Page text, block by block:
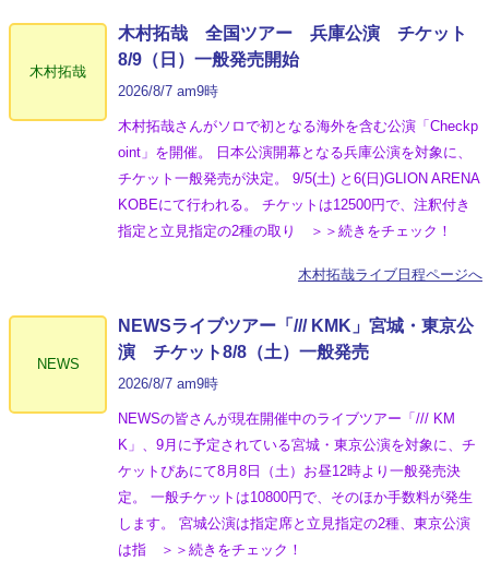
木村拓哉
木村拓哉 全国ツアー 兵庫公演 チケット
8/9（日）一般発売開始
2026/8/7 am9時
木村拓哉さんがソロで初となる海外を含む公演「Checkp
oint」を開催。 日本公演開幕となる兵庫公演を対象に、
チケット一般発売が決定。 9/5(土) と6(日)GLION ARENA
KOBEにて行われる。 チケットは12500円で、注釈付き
指定と立見指定の2種の取り ＞＞続きをチェック！
木村拓哉ライブ日程ページへ
NEWS
NEWSライブツアー「/// KMK」宮城・東京公
演 チケット8/8（土）一般発売
2026/8/7 am9時
NEWSの皆さんが現在開催中のライブツアー「/// KM
K」、9月に予定されている宮城・東京公演を対象に、チ
ケットぴあにて8月8日（土）お昼12時より一般発売決
定。 一般チケットは10800円で、そのほか手数料が発生
します。 宮城公演は指定席と立見指定の2種、東京公演
は指 ＞＞続きをチェック！